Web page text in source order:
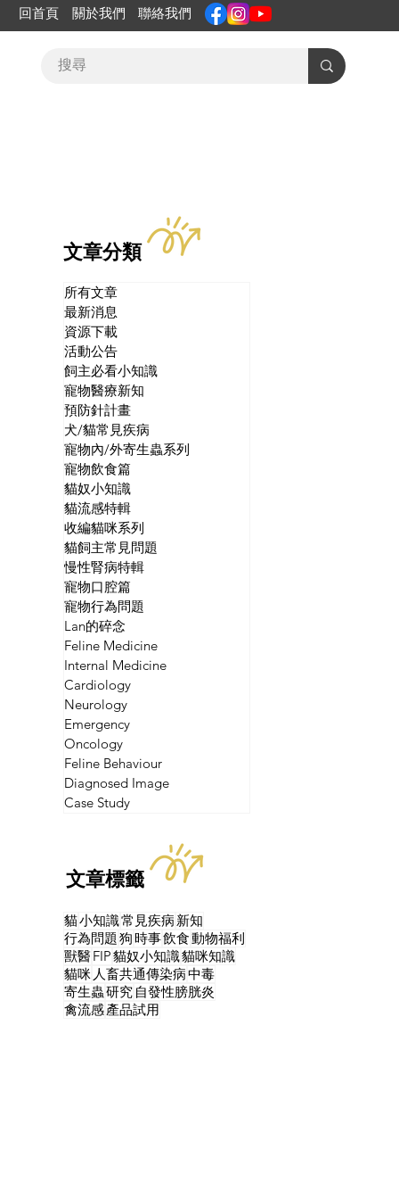
回首頁 關於我們 聯絡我們
文章分類
所有文章
最新消息
資源下載
活動公告
飼主必看小知識
寵物醫療新知
預防針計畫
犬/貓常見疾病
寵物內/外寄生蟲系列
寵物飲食篇
貓奴小知識
貓流感特輯
收編貓咪系列
貓飼主常見問題
慢性腎病特輯
寵物口腔篇
寵物行為問題
Lan的碎念
Feline Medicine
Internal Medicine
Cardiology
Neurology
Emergency
Oncology
Feline Behaviour
Diagnosed Image
Case Study
文章標籤
貓小知識常見疾病 新知
行為問題狗時事飲食動物福利
獸醫FIP貓奴小知識貓咪知識
貓咪 人畜共通傳染病中毒
寄生蟲研究 自發性膀胱炎
禽流感產品試用